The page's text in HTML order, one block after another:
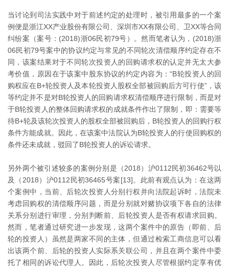
当讨论到司法实践中对于前述约定的处理时，被引用最多的一个案
例便是浙江XX产业股份有限公司、深圳市XX有限公司、卫XX等合同
纠纷案（案号：(2018)浙06民初79号）。然而笔者认为，(2018)浙
06民初79号案中的协议约定与常见的不同轮次清偿顺序约定存在不
同，该案结果对于不同轮次投资人的回购请求权的认定并无太大参
考价值，原因在于该案中股东协议的约定内容为：“B轮投资人的回
购权应在B+轮投资人及本轮投资人股权全部被回购后方可行使”，该
等约定并不是对B轮投资人的回购请求权清偿顺序进行限制，而是对
于B轮投资人的整体回购请求权的成就条件作出了限制，即：需要等
待B+轮及该轮次投资人的股权全部被回购后，B轮投资人的回购行权
条件方能成就。因此，在该案中法院认为B轮投资人的行使回购权的
条件还未成就，驳回了B轮投资人的诉讼请求。
另外两个被引述较多的案例分别是（2018）沪0112民初36462号以
及（2018）沪0112民初36465号案[13]。此前有观点认为：在这两
个案例中，当前、后轮次投资人分别行权并向法院起诉时，法院未
考虑回购权的清偿顺序问题，而是分别就对赌协议项下各自的法律
关系分别进行审理，分别判断前、后轮投资人是否有权请求回购。
然而，笔者通过研究进一步发现，这两个案件中的原告（即前、后
轮的投资人）虽然是两家不同的主体，但通过检索工商信息可以看
出该两个前、后轮的投资人实际系关联公司，并且在两个案件中委
托了相同的诉讼代理人。因此，后轮次投资人尽管根据约定享有优